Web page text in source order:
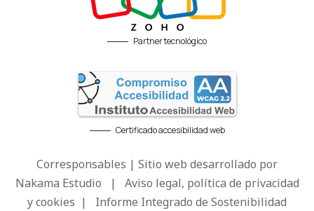
Partner tecnológico
Certificado accesibilidad web
Corresponsables | Sitio web desarrollado por
Nakama Estudio | Aviso legal, política de privacidad
y cookies | Informe Integrado de Sostenibilidad